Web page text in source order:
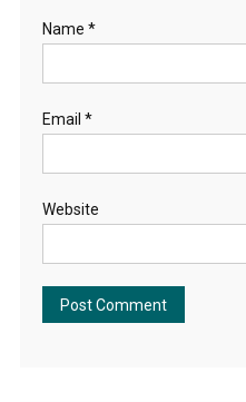
Name *
Email *
Website